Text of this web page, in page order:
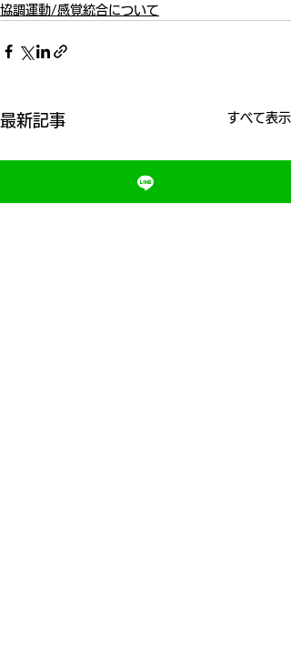
協調運動/感覚統合について
最新記事 すべて表示